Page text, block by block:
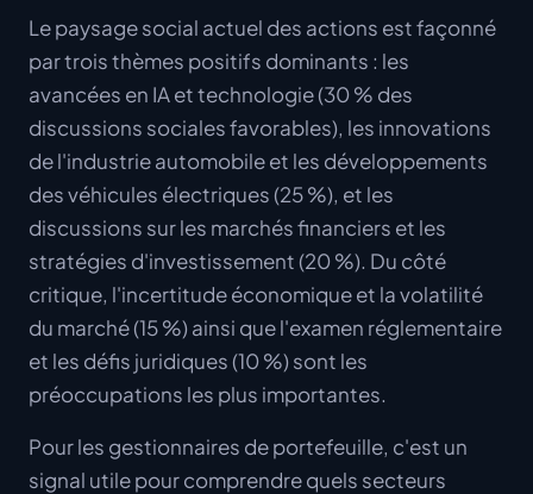
Le paysage social actuel des actions est façonné
par trois thèmes positifs dominants : les
avancées en IA et technologie (30 % des
discussions sociales favorables), les innovations
de l'industrie automobile et les développements
des véhicules électriques (25 %), et les
discussions sur les marchés financiers et les
stratégies d'investissement (20 %). Du côté
critique, l'incertitude économique et la volatilité
du marché (15 %) ainsi que l'examen réglementaire
et les défis juridiques (10 %) sont les
préoccupations les plus importantes.
Pour les gestionnaires de portefeuille, c'est un
signal utile pour comprendre quels secteurs